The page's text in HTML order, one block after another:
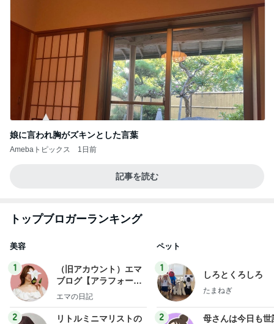
娘に言われ胸がズキンとした言葉
Amebaトピックス 1日前
記事を読む
トップブロガーランキング
美容
1
（旧アカウント）エマ
ブログ【アラフォー会
社売却セカンドライ
エマの日記
2
リトルミニマリストの
ペット
1
しろとくろしろ
たまねぎ
2
母さんは今日も世